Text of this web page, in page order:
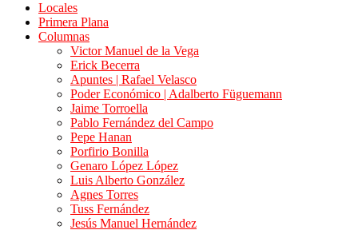
Locales
Primera Plana
Columnas
Victor Manuel de la Vega
Erick Becerra
Apuntes | Rafael Velasco
Poder Económico | Adalberto Füguemann
Jaime Torroella
Pablo Fernández del Campo
Pepe Hanan
Porfirio Bonilla
Genaro López López
Luis Alberto González
Agnes Torres
Tuss Fernández
Jesús Manuel Hernández